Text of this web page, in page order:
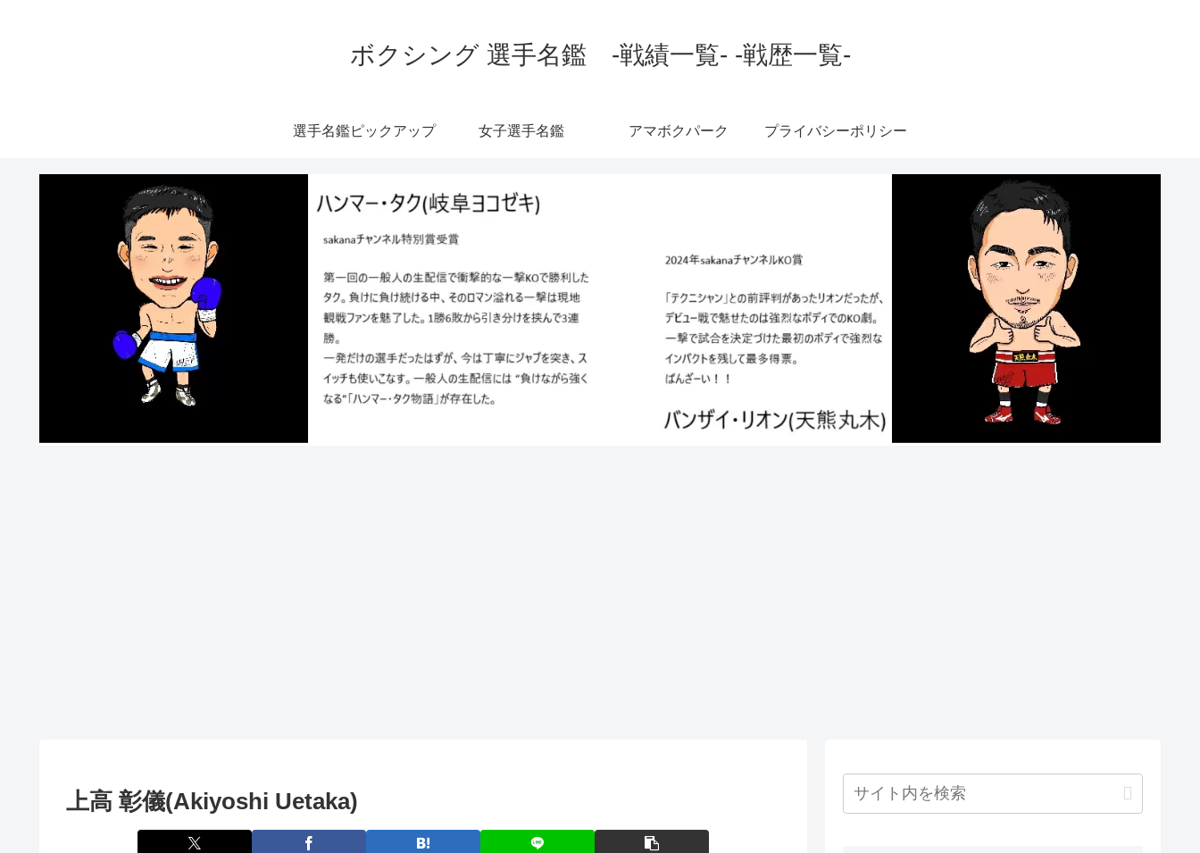
ボクシング 選手名鑑 -戦績一覧- -戦歴一覧-
選手名鑑ピックアップ 女子選手名鑑 アマボクパーク プライバシーポリシー
上高 彰儀(Akiyoshi Uetaka)